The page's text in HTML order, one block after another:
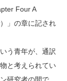
Four A
」の章に記され
う青年が、通訳
と考えられてい